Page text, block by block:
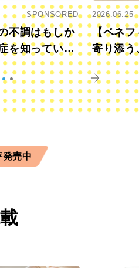
SPONSORED
不調はもしか
を知っていま
2026.06.25
【ベネフ
寄り添う
きに
発売中